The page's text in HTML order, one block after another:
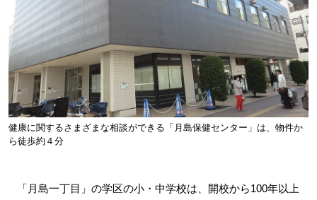
健康に関するさまざまな相談ができる「月島保健センター」は、物件か
ら徒歩約４分
「月島一丁目」の学区の小・中学校は、開校から100年以上